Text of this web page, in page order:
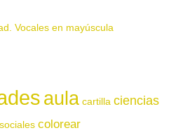
Vocales en mayúscula
aula cartilla ciencias
colorear